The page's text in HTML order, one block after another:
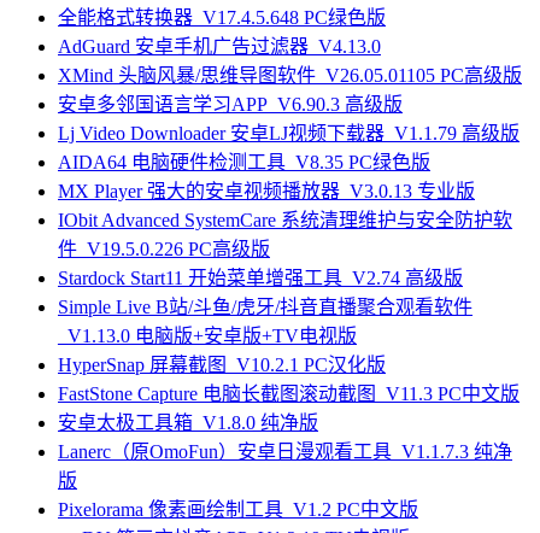
全能格式转换器_V17.4.5.648 PC绿色版
AdGuard 安卓手机广告过滤器_V4.13.0
XMind 头脑风暴/思维导图软件_V26.05.01105 PC高级版
安卓多邻国语言学习APP_V6.90.3 高级版
Lj Video Downloader 安卓LJ视频下载器_V1.1.79 高级版
AIDA64 电脑硬件检测工具_V8.35 PC绿色版
MX Player 强大的安卓视频播放器_V3.0.13 专业版
IObit Advanced SystemCare 系统清理维护与安全防护软
件_V19.5.0.226 PC高级版
Stardock Start11 开始菜单增强工具_V2.74 高级版
Simple Live B站/斗鱼/虎牙/抖音直播聚合观看软件
_V1.13.0 电脑版+安卓版+TV电视版
HyperSnap 屏幕截图_V10.2.1 PC汉化版
FastStone Capture 电脑长截图滚动截图_V11.3 PC中文版
安卓太极工具箱_V1.8.0 纯净版
Lanerc（原OmoFun）安卓日漫观看工具_V1.1.7.3 纯净
版
Pixelorama 像素画绘制工具_V1.2 PC中文版